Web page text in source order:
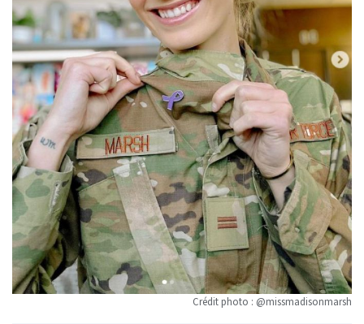
Crédit photo : @missmadisonmarsh